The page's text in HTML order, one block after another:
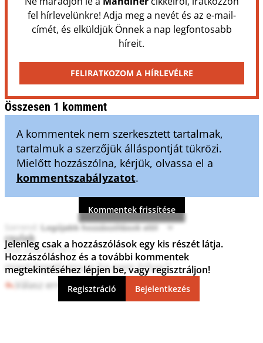
fel hírlevelünkre! Adja meg a nevét és az e-mail-
címét, és elküldjük Önnek a nap legfontosabb
híreit.
FELIRATKOZOM A HÍRLEVÉLRE
Összesen 1 komment
A kommentek nem szerkesztett tartalmak,
tartalmuk a szerzőjük álláspontját tükrözi.
Mielőtt hozzászólna, kérjük, olvassa el a
kommentszabályzatot.
Kommentek frissítése
csulak
2026. június 03. 18:12
miert lepett vissza ha nem hibas?
Válasz erre 0 0
Jelenleg csak a hozzászólások egy kis részét látja.
Hozzászóláshoz és a további kommentek
megtekintéséhez lépjen be, vagy regisztráljon!
Regisztráció Bejelentkezés